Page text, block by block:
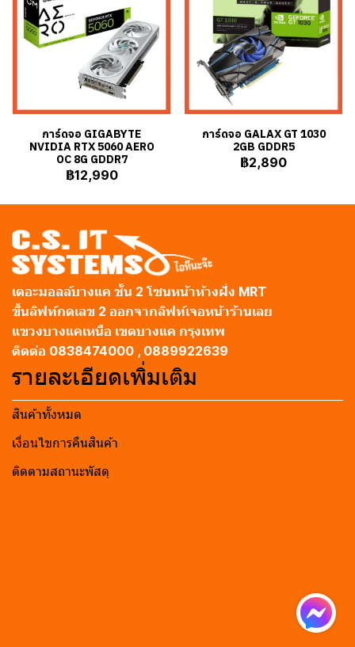
การ์ดจอ GIGABYTE
NVIDIA RTX 5060 AERO
OC 8G GDDR7
฿12,990
การ์ดจอ GALAX GT 1030
2GB GDDR5
฿2,890
เดอะมอลล์บางแค ชั้น 2 โซนหน้าห้างฝั่ง MRT
ขึ้นลิฟท์กดเลข 2 ออกจากลิฟท์เจอหน้าร้านเลย
แขวงบางแคเหนือ เขตบางแค กรุงเทพ
ติดต่อ 0838474000 , 0889922639
รายละเอียดเพิ่มเติม
สินค้าทั้งหมด
เงื่อนไขการคืนสินค้า
ติดตามสถานะพัสดุ